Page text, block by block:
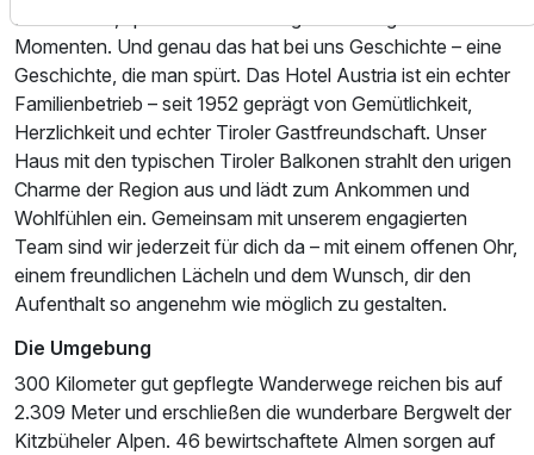
Momenten. Und genau das hat bei uns Geschichte – eine
Geschichte, die man spürt. Das Hotel Austria ist ein echter
Familienbetrieb – seit 1952 geprägt von Gemütlichkeit,
Herzlichkeit und echter Tiroler Gastfreundschaft. Unser
Haus mit den typischen Tiroler Balkonen strahlt den urigen
Charme der Region aus und lädt zum Ankommen und
Wohlfühlen ein. Gemeinsam mit unserem engagierten
Team sind wir jederzeit für dich da – mit einem offenen Ohr,
einem freundlichen Lächeln und dem Wunsch, dir den
Aufenthalt so angenehm wie möglich zu gestalten.
Die Umgebung
300 Kilometer gut gepflegte Wanderwege reichen bis auf
2.309 Meter und erschließen die wunderbare Bergwelt der
Kitzbüheler Alpen. 46 bewirtschaftete Almen sorgen auf